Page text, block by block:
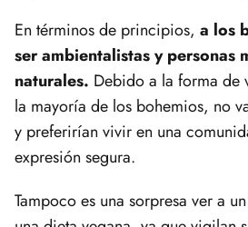
En términos de principios, a los
ser ambientalistas y personas
naturales. Debido a la forma de
la mayoría de los bohemios, no
y preferirían vivir en una
expresión segura.
Tampoco es una sorpresa ver a